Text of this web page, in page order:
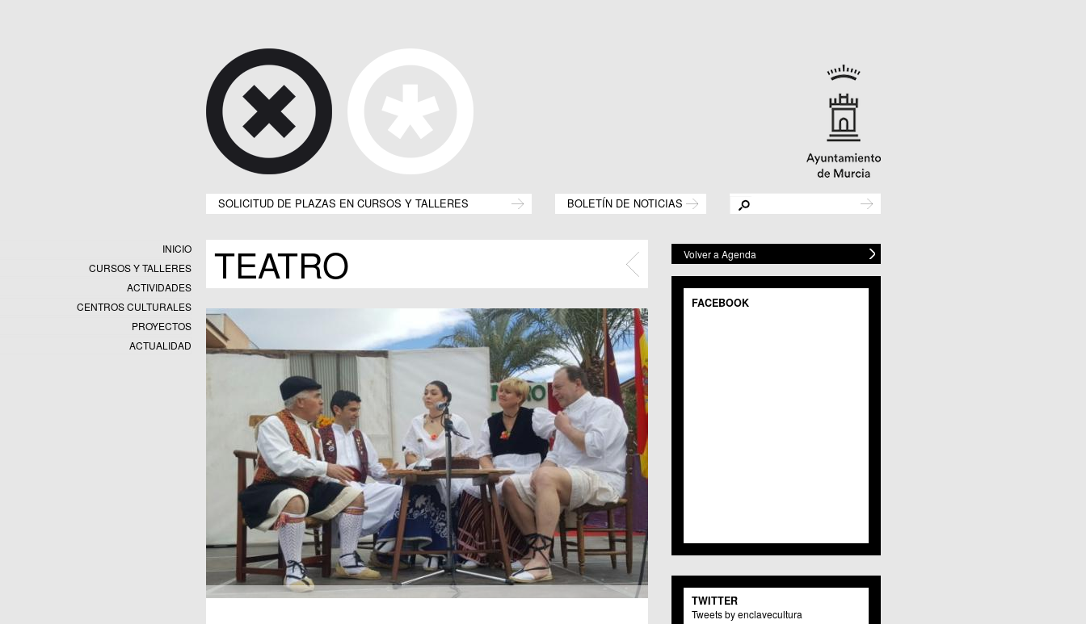
SOLICITUD DE PLAZAS EN CURSOS Y TALLERES BOLETÍN DE NOTICIAS
INICIO
CURSOS Y TALLERES
ACTIVIDADES
CENTROS CULTURALES
Equipamientos
PROYECTOS
Exposiciones
ACTUALIDAD
TEATRO Volver a Agenda
FACEBOOK
TWITTER
Tweets by enclavecultura